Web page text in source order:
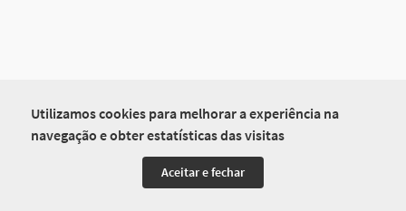
Utilizamos cookies para melhorar a experiência na
navegação e obter estatísticas das visitas
Aceitar e fechar